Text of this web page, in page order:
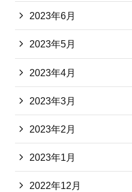
2023年6月
2023年5月
2023年4月
2023年3月
2023年2月
2023年1月
2022年12月